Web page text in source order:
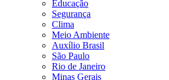
Educação
Segurança
Clima
Meio Ambiente
Auxílio Brasil
São Paulo
Rio de Janeiro
Minas Gerais